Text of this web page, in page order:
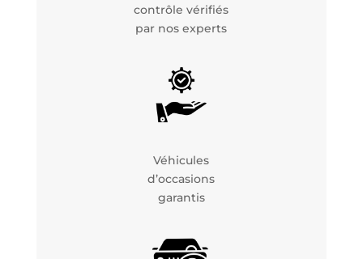
contrôle vérifiés
par nos experts
Véhicules
d’occasions
garantis